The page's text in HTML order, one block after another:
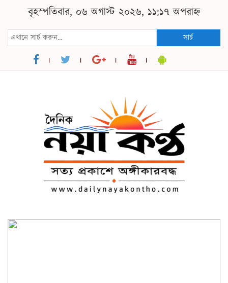
বৃহস্পতিবার, ০৬ অগাস্ট ২০২৬, ১১:১৭ অপরাহ্ন
সার্চ